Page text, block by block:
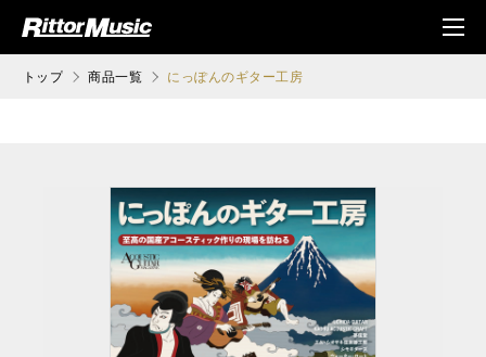
ジック (Rittor Musi
メニ
ュ
トップ 商品一覧 にっぽんのギター工房